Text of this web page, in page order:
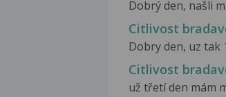
Dobrý den, našli
Citlivost
Dobry den, uz tak
Citlivost
už třetí den mám